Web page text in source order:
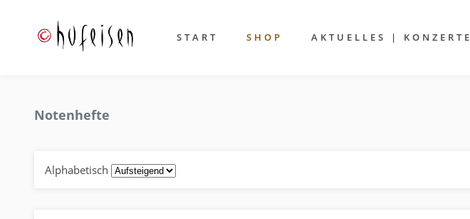
START SHOP AKTUELLES | KONZERTE
Notenhefte
Alphabetisch